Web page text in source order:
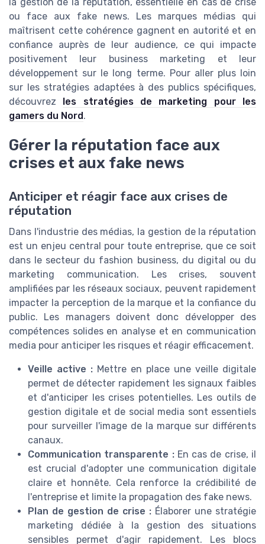
ou face aux fake news. Les marques médias qui
maîtrisent cette cohérence gagnent en autorité et en
confiance auprès de leur audience, ce qui impacte
positivement leur business marketing et leur
développement sur le long terme. Pour aller plus loin
sur les stratégies adaptées à des publics spécifiques,
découvrez
les stratégies de marketing pour les
gamers du Nord .
Gérer la réputation face aux
crises et aux fake news
Anticiper et réagir face aux crises de
réputation
Dans l'industrie des médias, la gestion de la réputation
est un enjeu central pour toute entreprise, que ce soit
dans le secteur du fashion business, du digital ou du
marketing communication. Les crises, souvent
amplifiées par les réseaux sociaux, peuvent rapidement
impacter la perception de la marque et la confiance du
public. Les managers doivent donc développer des
compétences solides en analyse et en communication
media pour anticiper les risques et réagir efficacement.
Veille active : Mettre en place une veille digitale
permet de détecter rapidement les signaux faibles
et d'anticiper les crises potentielles. Les outils de
gestion digitale et de social media sont essentiels
pour surveiller l'image de la marque sur différents
canaux.
Communication transparente :En cas de crise, il
est crucial d'adopter une communication digitale
claire et honnête. Cela renforce la crédibilité de
l'entreprise et limite la propagation des fake news.
Plan de gestion de crise : Élaborer une stratégie
marketing dédiée à la gestion des situations
sensibles permet d'agir rapidement. Les blocs